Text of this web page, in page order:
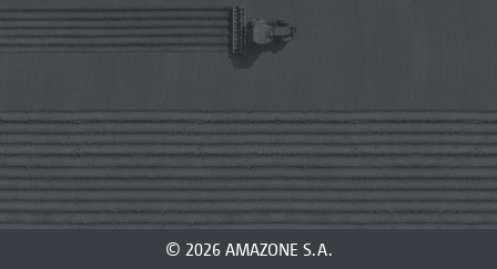
© 2026 AMAZONE S.A.